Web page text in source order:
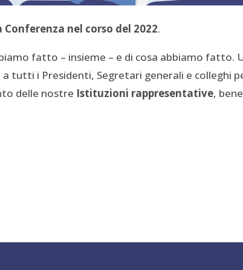
nel corso del 2022.
fatto – insieme – e di cosa abbiamo fatto.
tutti i Presidenti, Segretari generali e colleghi
delle nostre Istituzioni rappresentative, bene